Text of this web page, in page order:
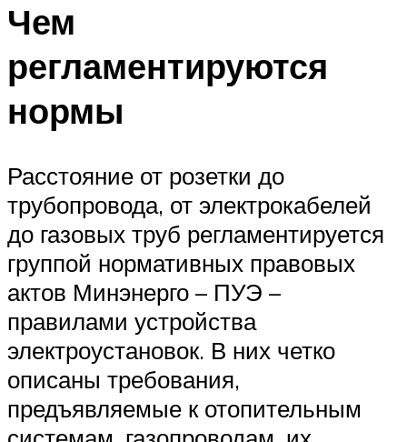
Чем
регламентируются
нормы
Расстояние от розетки до
трубопровода, от электрокабелей
до газовых труб регламентируется
группой нормативных правовых
актов Минэнерго – ПУЭ –
правилами устройства
электроустановок. В них четко
описаны требования,
предъявляемые к отопительным